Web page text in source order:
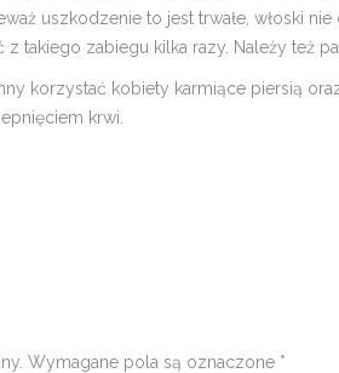
uszkodzenie to jest trwałe, włoski
z takiego zabiegu kilka razy. Należy też
korzystać kobiety karmiące piersią
krwi.
Wymagane pola są oznaczone *